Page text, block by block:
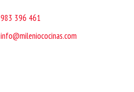
983 396 461
info
mileniococinas.com